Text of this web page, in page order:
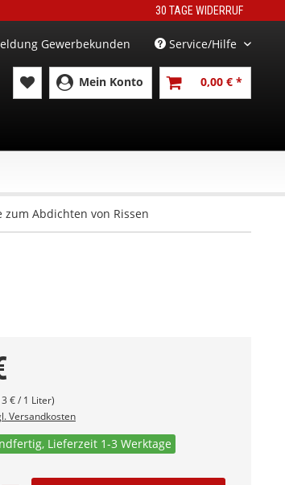
30 TAGE WIDERRUF
Gewerbekunden Service/Hilfe
Mein Konto 0,00 € *
zum Abdichten von Rissen
€ / 1 Liter)
Versandkosten
Lieferzeit 1-3 Werktage